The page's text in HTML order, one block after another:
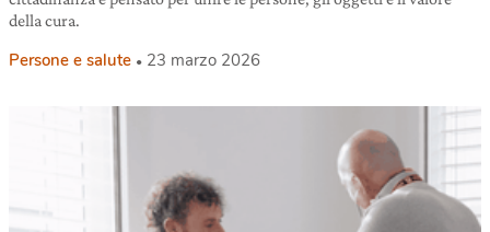
della cura.
Persone e salute 23 marzo 2026